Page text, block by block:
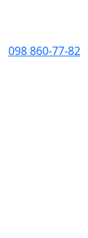
098 860-77-82